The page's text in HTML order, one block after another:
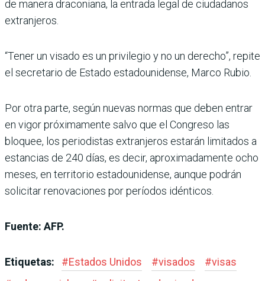
de manera draconiana, la entrada legal de ciudadanos
extranjeros.
“Tener un visado es un privilegio y no un derecho”, repite
el secretario de Estado estadounidense, Marco Rubio.
Por otra parte, según nuevas normas que deben entrar
en vigor próximamente salvo que el Congreso las
bloquee, los periodistas extranjeros estarán limitados a
estancias de 240 días, es decir, aproximadamente ocho
meses, en territorio estadounidense, aunque podrán
solicitar renovaciones por períodos idénticos.
Fuente: AFP.
Etiquetas: #Estados Unidos #visados #visas